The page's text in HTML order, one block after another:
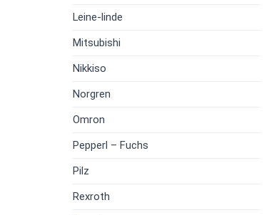
Leine-linde
Mitsubishi
Nikkiso
Norgren
Omron
Pepperl – Fuchs
Pilz
Rexroth